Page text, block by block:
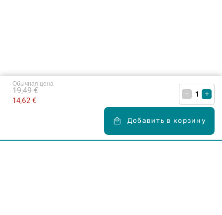
Обычная цена
14,62 €
19,49 € – +
Добавить в корзину